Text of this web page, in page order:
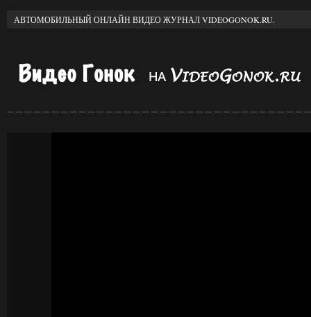
АВТОМОБИЛЬНЫЙ ОНЛАЙН ВИДЕО ЖУРНАЛ VIDEOGONOK.RU.